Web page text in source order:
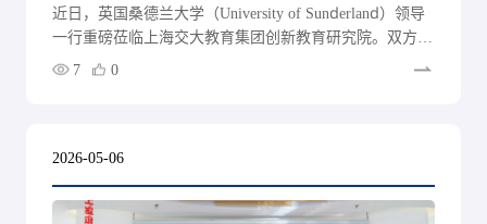
近日，英国桑德兰大学（University of Sunderland）领导
一行重磅莅临上海交大教育集团创新教育研究院。双方就
2026年招生规划、教学计划落地，以及未来多领域的战略
7 0
2026-05-06